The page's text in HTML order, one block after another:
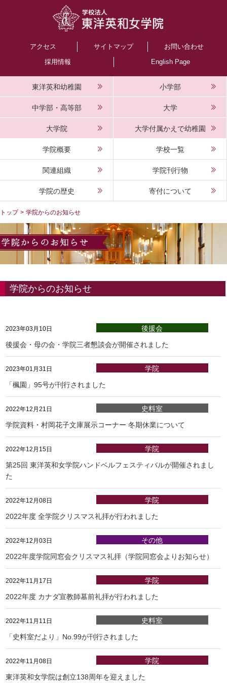
アクセス サイトマップ
お問い合わせ
採用情報
English Page
東洋英和幼稚園 小学部
中学部・高等部 大学
大学院 大学付属かえで幼稚園
学院概要 学校一覧
関連組織 学院刊行物
学院の歴史 寄付について
トップ > 学院からのお知らせ
学院からのお知らせ
2023年03月10日
後援会
後援会・母の会・学院三者懇談会が開催されました
2023年01月31日
学院
「楓園」95号が刊行されました
2022年12月21日
史料室
学院資料・村岡花子文庫展示コーナー 冬期休業について
2022年12月15日
学院
第25回 東洋英和女学院ハンドベルフェスティバルが開催されまし
た
2022年12月08日
学院
2022年度 全学院クリスマス礼拝が行われました
2022年12月03日
その他
2022年度学院同窓会クリスマス礼拝（学院同窓会よりお知らせ）
2022年11月17日
学院
2022年度 カナダ宣教師墓前礼拝が行われました
2022年11月11日
史料室
「史料室だより」No.99が刊行されました
2022年11月08日
学院
東洋英和女学院は創立138周年を迎えました